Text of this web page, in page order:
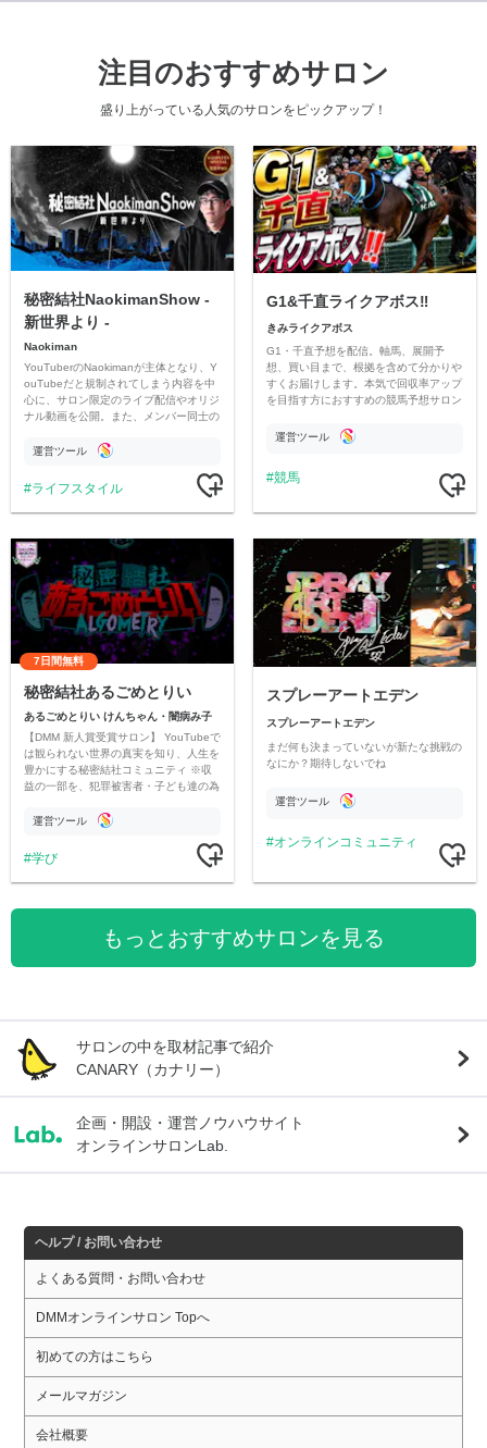
注目のおすすめサロン
盛り上がっている人気のサロンをピックアップ！
秘密結社NaokimanShow -
新世界より -
Naokiman
YouTuberのNaokimanが主体となり、Y
ouTubeだと規制されてしまう内容を中
心に、サロン限定のライブ配信やオリジ
ナル動画を公開。また、メンバー同士の
ただいています。
運営ツール
ライフスタイル
G1&千直ライクアボス‼️
きみライクアボス
G1・千直予想を配信。軸馬、展開予
想、買い目まで、根拠を含めて分かりや
すくお届けします。本気で回収率アップ
を目指す方におすすめの競馬予想サロン
運営ツール
競馬
7日間無料
秘密結社あるごめとりい
あるごめとりい けんちゃん・闇病み子
【DMM 新人賞受賞サロン】 YouTubeで
は観られない世界の真実を知り、人生を
豊かにする秘密結社コミュニティ ※収
益の一部を、犯罪被害者・子ども達の為
す運営ツール
学び
スプレーアートエデン
スプレーアートエデン
まだ何も決まっていないが新たな挑戦の
なにか？期待しないでね
運営ツール
オンラインコミュニティ
もっとおすすめサロンを見る
サロンの中を取材記事で紹介
CANARY（カナリー）
企画・開設・運営ノウハウサイト
オンラインサロンLab.
ヘルプ / お問い合わせ
よくある質問・お問い合わせ
DMMオンラインサロン Topへ
初めての方はこちら
メールマガジン
会社概要